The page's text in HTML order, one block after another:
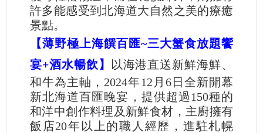
許多能感受到北海道大自然之美的療癒
景點。
【薄野極上海饌百匯~三大蟹食放題饗
宴+酒水暢飲】
以海港直送新鮮海鮮、
和牛為主軸，2024年12月6日全新開幕
新北海道百匯晚宴，提供超過150種的
和洋中創作料理及新鮮食材，主廚擁有
飯店20年以上的職人經歷，進駐札幌